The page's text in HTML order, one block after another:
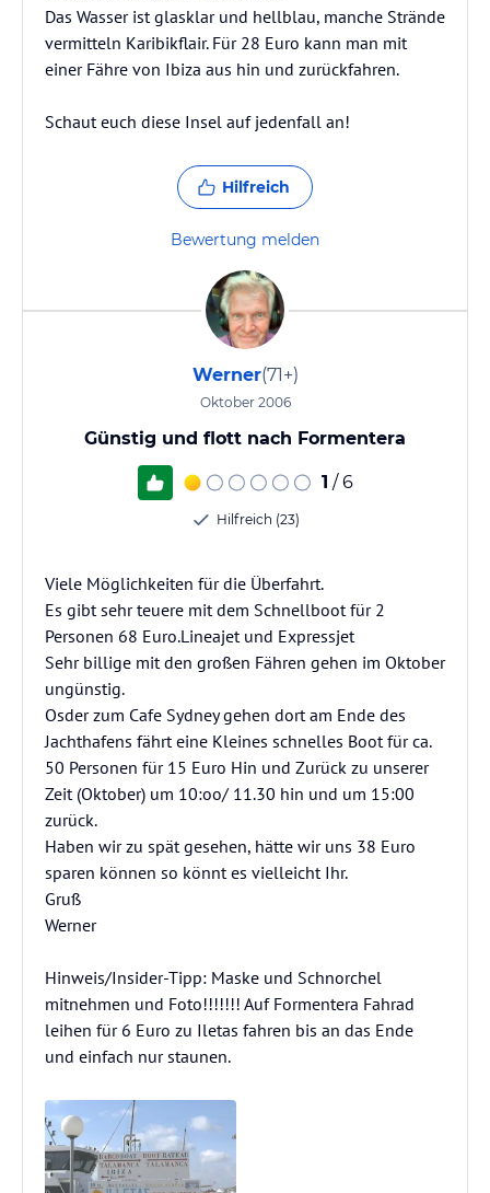
Das Wasser ist glasklar und hellblau, manche Strände
vermitteln Karibikflair. Für 28 Euro kann man mit
einer Fähre von Ibiza aus hin und zurückfahren.
Schaut euch diese Insel auf jedenfall an!
Hilfreich
Bewertung melden
Werner(71+)
Oktober 2006
Günstig und flott nach Formentera
1 / 6
Hilfreich (23)
Viele Möglichkeiten für die Überfahrt.
Es gibt sehr teuere mit dem Schnellboot für 2
Personen 68 Euro.Lineajet und Expressjet
Sehr billige mit den großen Fähren gehen im Oktober
ungünstig.
Osder zum Cafe Sydney gehen dort am Ende des
Jachthafens fährt eine Kleines schnelles Boot für ca.
50 Personen für 15 Euro Hin und Zurück zu unserer
Zeit (Oktober) um 10:oo/ 11.30 hin und um 15:00
zurück.
Haben wir zu spät gesehen, hätte wir uns 38 Euro
sparen können so könnt es vielleicht Ihr.
Gruß
Werner
Hinweis/Insider-Tipp: Maske und Schnorchel
mitnehmen und Foto!!!!!!! Auf Formentera Fahrad
leihen für 6 Euro zu Iletas fahren bis an das Ende
und einfach nur staunen.